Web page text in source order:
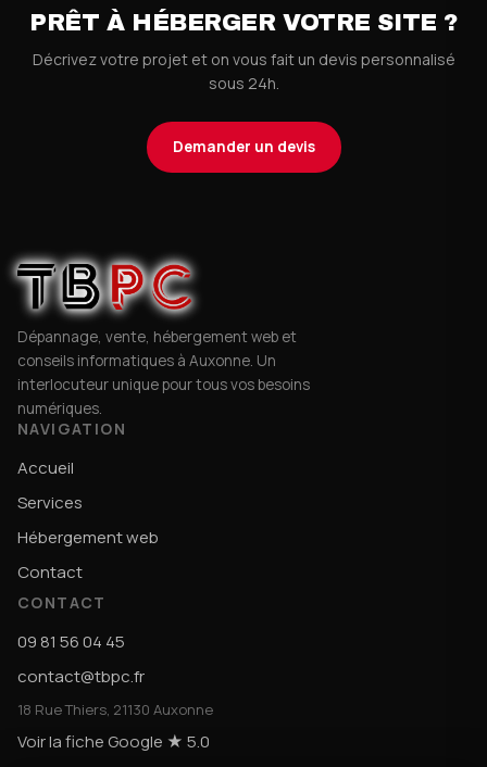
PRÊT À HÉBERGER VOTRE SITE ?
Décrivez votre projet et on vous fait un devis personnalisé
sous 24h.
Demander un devis
Dépannage, vente, hébergement web et
conseils informatiques à Auxonne. Un
interlocuteur unique pour tous vos besoins
numériques.
NAVIGATION
Accueil
Services
Hébergement web
Contact
CONTACT
09 81 56 04 45
contact@tbpc.fr
18 Rue Thiers, 21130 Auxonne
Voir la fiche Google ★ 5.0